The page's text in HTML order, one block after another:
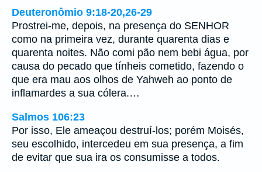
Deuteronômio 9:18-20,26-29
Prostrei-me, depois, na presença do SENHOR
como na primeira vez, durante quarenta dias e
quarenta noites. Não comi pão nem bebi água, por
causa do pecado que tínheis cometido, fazendo o
que era mau aos olhos de Yahweh ao ponto de
inflamardes a sua cólera.…
Salmos 106:23
Por isso, Ele ameaçou destruí-los; porém Moisés,
seu escolhido, intercedeu em sua presença, a fim
de evitar que sua ira os consumisse a todos.